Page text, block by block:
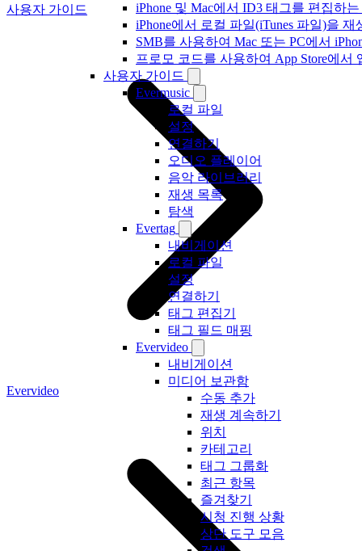
iPhone 및 Mac에서 ID3 태그를 편집하
iPhone에서 로컬 파일(iTunes 파일)을 재
SMB를 사용하여 Mac 또는 PC에서
프로모 코드를 사용하여 App Store에
사용자 가이드
Evermusic
로컬 파일
설정
연결하기
오디오 플레이어
음악 라이브러리
재생 목록
탐색
Evertag
내비게이션
로컬 파일
설정
연결하기
태그 편집기
태그 필드 매핑
Evervideo
내비게이션
미디어 보관함
수동 추가
재생 계속하기
위치
카테고리
태그 그룹화
최근 항목
즐겨찾기
시청 진행 상황
상단 도구 모음
사용자 가이드
Evervideo